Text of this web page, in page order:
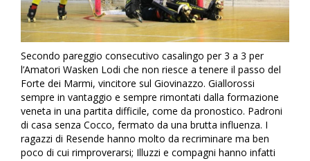
Secondo pareggio consecutivo casalingo per 3 a 3 per
l’Amatori Wasken Lodi che non riesce a tenere il passo del
Forte dei Marmi, vincitore sul Giovinazzo. Giallorossi
sempre in vantaggio e sempre rimontati dalla formazione
veneta in una partita difficile, come da pronostico. Padroni
di casa senza Cocco, fermato da una brutta influenza. I
ragazzi di Resende hanno molto da recriminare ma ben
poco di cui rimproverarsi; Illuzzi e compagni hanno infatti